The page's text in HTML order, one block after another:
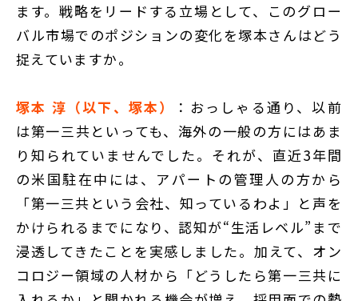
ます。戦略をリードする立場として、このグロー
バル市場でのポジションの変化を塚本さんはどう
捉えていますか。
塚本 淳（以下、塚本）
：おっしゃる通り、以前
は第一三共といっても、海外の一般の方にはあま
り知られていませんでした。それが、直近3年間
の米国駐在中には、アパートの管理人の方から
「第一三共という会社、知っているわよ」と声を
かけられるまでになり、認知が“生活レベル”まで
浸透してきたことを実感しました。加えて、オン
コロジー領域の人材から「どうしたら第一三共に